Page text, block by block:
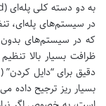
در سیستم‌های پله‌ای،
که در سیستم‌های بدون
ظرافت بسیار بالا
بسیار ریز ترجیح